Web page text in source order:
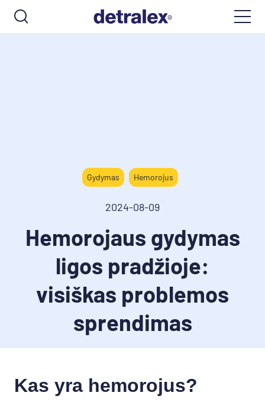
Gydymas Hemorojus
2024-08-09
Hemorojaus gydymas
ligos pradžioje:
visiškas problemos
sprendimas
Kas yra hemorojus?